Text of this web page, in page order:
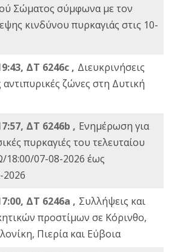
Σώματος σύμφωνα με τον
κινδύνου πυρκαγιάς στις 10-
ΔT 6246c , Διευκρινήσεις
αντιπυρικές ζώνες στη Δυτική
ΔΤ 6246b , Ενημέρωση για
πυρκαγιές του τελευταίου
07-08-2026 έως
ΔΤ 6246a , Συλλήψεις και
προστίμων σε Κόρινθο,
Πιερία και Εύβοια